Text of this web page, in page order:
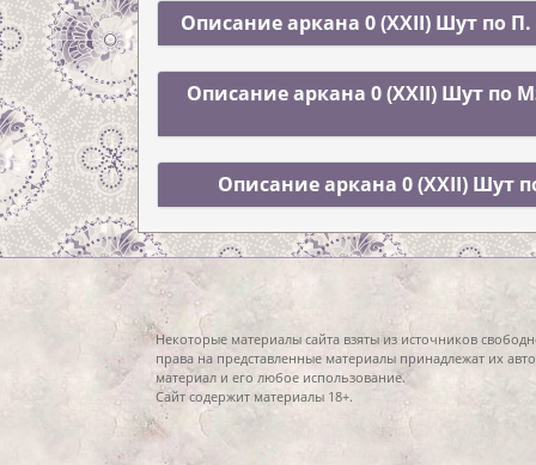
Описание аркана 0 (XXII) Шут по
Описание аркана 0 (XXII) Шут по
Описание аркана 0 (XXII) Шут
Некоторые материалы сайта взяты из источников
права на представленные материалы принадлежат их
материал и его любое использование.
Сайт содержит материалы 18+.